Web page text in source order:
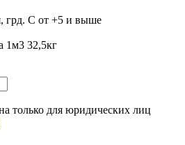
грд. С от +5 и выше
1м3 32,5кг
только для юридических лиц